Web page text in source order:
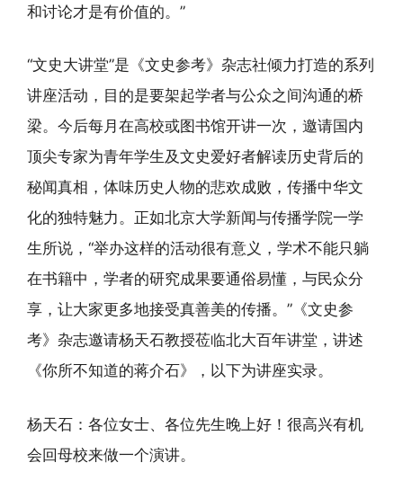
和讨论才是有价值的。”
“文史大讲堂”是《文史参考》杂志社倾力打造的系列
讲座活动，目的是要架起学者与公众之间沟通的桥
梁。今后每月在高校或图书馆开讲一次，邀请国内
顶尖专家为青年学生及文史爱好者解读历史背后的
秘闻真相，体味历史人物的悲欢成败，传播中华文
化的独特魅力。正如北京大学新闻与传播学院一学
生所说，“举办这样的活动很有意义，学术不能只躺
在书籍中，学者的研究成果要通俗易懂，与民众分
享，让大家更多地接受真善美的传播。”《文史参
考》杂志邀请杨天石教授莅临北大百年讲堂，讲述
《你所不知道的蒋介石》，以下为讲座实录。
杨天石：各位女士、各位先生晚上好！很高兴有机
会回母校来做一个演讲。